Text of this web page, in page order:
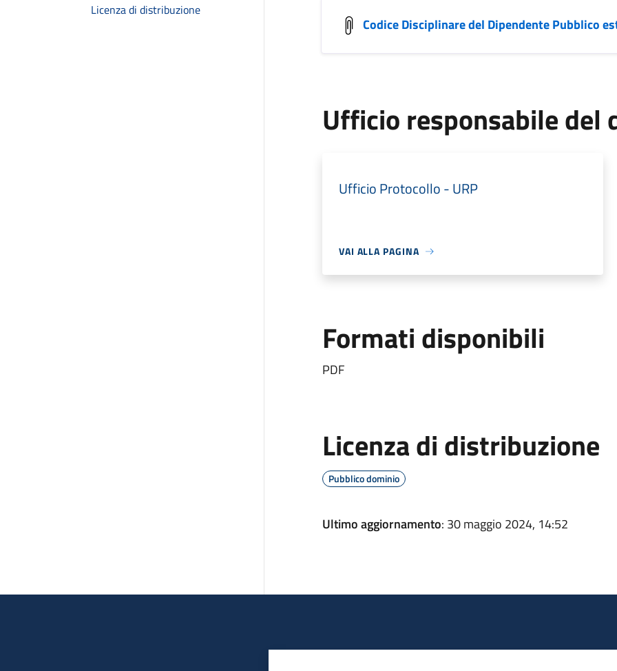
Licenza di distribuzione
Codice Disciplinare del Dipendente Pubblico
Ufficio responsabile del
Ufficio Protocollo - URP
VAI ALLA PAGINA
Formati disponibili
PDF
Licenza di distribuzione
Pubblico dominio
Ultimo aggiornamento: 30 maggio 2024, 14:52